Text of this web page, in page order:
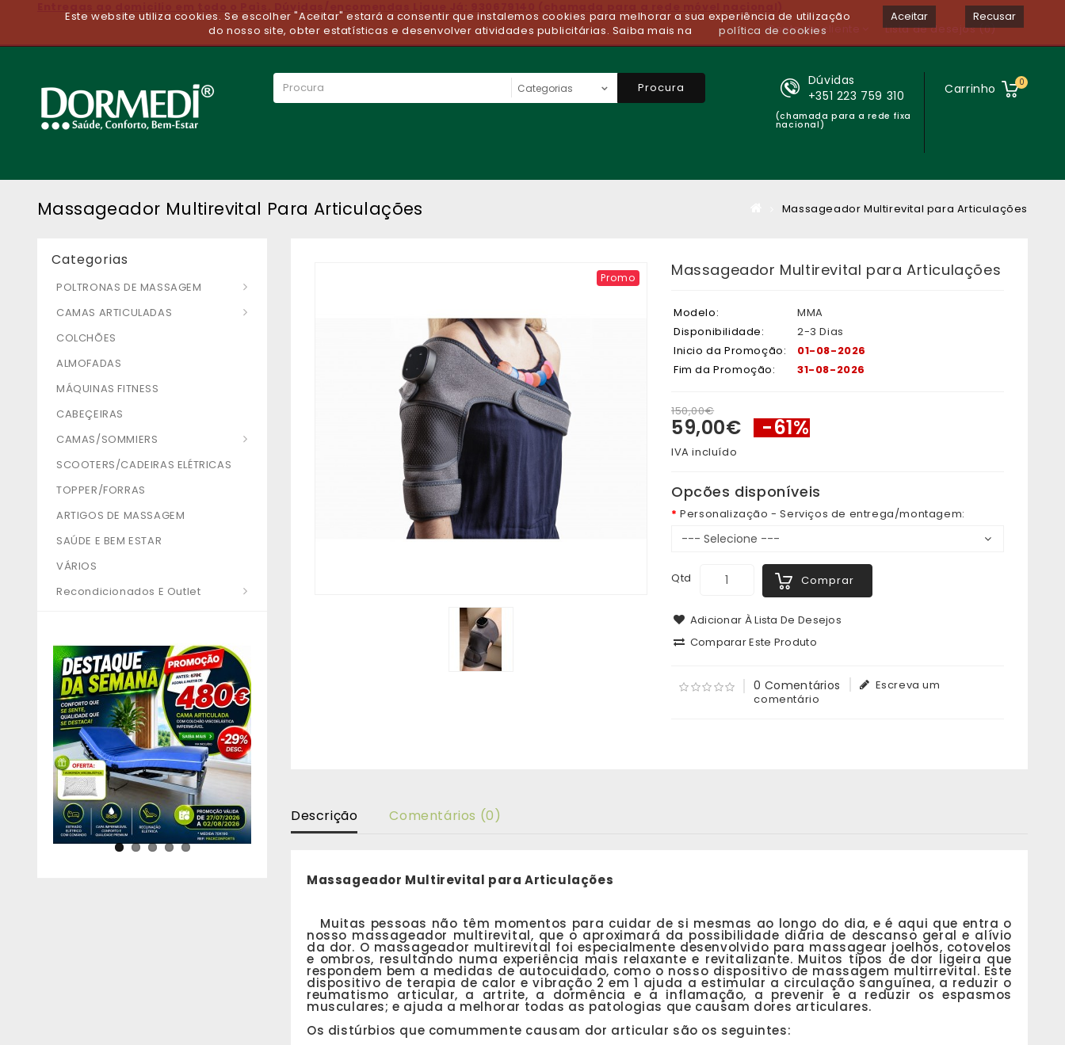
Conta de cliente
Lista de desejos (0)
Carrinho 0
Dúvidas
+351 223 759 310
(chamada para a rede fixa
nacional)
Procura
Massageador Multirevital Para Articulações Massageador Multirevital para Articulações
Categorias
POLTRONAS DE MASSAGEM
CAMAS ARTICULADAS
COLCHÕES
ALMOFADAS
MÁQUINAS FITNESS
CABEÇEIRAS
CAMAS/SOMMIERS
SCOOTERS/CADEIRAS ELÉTRICAS
TOPPER/FORRAS
ARTIGOS DE MASSAGEM
SAÚDE E BEM ESTAR
VÁRIOS
Recondicionados E Outlet
Promo Massageador Multirevital para Articulações
Modelo:
MMA
Disponibilidade:
2-3 Dias
Inicio da Promoção:
01-08-2026
Fim da Promoção:
31-08-2026
150,00€
59,00€ -61%
IVA incluído
Opcões disponíveis
Personalização - Serviços de entrega/montagem:
Qtd Comprar
Adicionar À Lista De Desejos
Comparar Este Produto
0 Comentários
Escreva um
comentário
Descrição Comentários (0)
Massageador Multirevital para Articulações
Muitas pessoas não têm momentos para cuidar de si mesmas ao longo do dia, e é aqui que entra o
nosso massageador multirevital, que o aproximará da possibilidade diária de descanso geral e alívio
da dor. O massageador multirevital foi especialmente desenvolvido para massagear joelhos, cotovelos
e ombros, resultando numa experiência mais relaxante e revitalizante. Muitos tipos de dor ligeira que
respondem bem a medidas de autocuidado, como o nosso dispositivo de massagem multirrevital. Este
dispositivo de terapia de calor e vibração 2 em 1 ajuda a estimular a circulação sanguínea, a reduzir o
reumatismo articular, a artrite, a dormência e a inflamação, a prevenir e a reduzir os espasmos
musculares; e ajuda a melhorar todas as patologias que causam dores articulares.
Os distúrbios que comummente causam dor articular são os seguintes:
Este website utiliza cookies. Se escolher "Aceitar" estará a consentir que instalemos cookies para melhorar a sua experiência de utilização
do nosso site, obter estatísticas e desenvolver atividades publicitárias. Saiba mais na
política de cookies
Aceitar Recusar